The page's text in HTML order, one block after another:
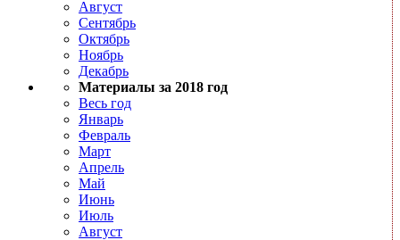
Август
Сентябрь
Октябрь
Ноябрь
Декабрь
Материалы за 2018 год
Весь год
Январь
Февраль
Март
Апрель
Май
Июнь
Июль
Август